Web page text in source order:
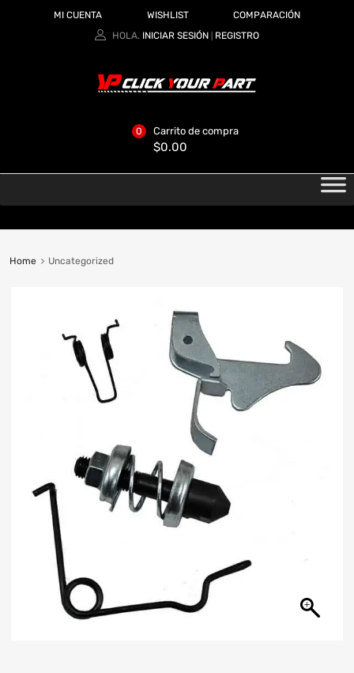
MI CUENTA WISHLIST
COMPARACIÓN
HOLA. INICIAR SESIÓN REGISTRO
Carrito de compra
$0.00
0
Home Uncategorized